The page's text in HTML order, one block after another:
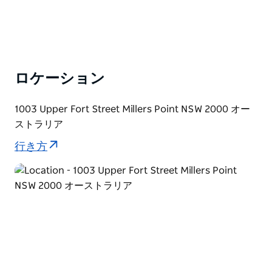
ロケーション
1003 Upper Fort Street Millers Point NSW 2000 オー
ストラリア
行き方